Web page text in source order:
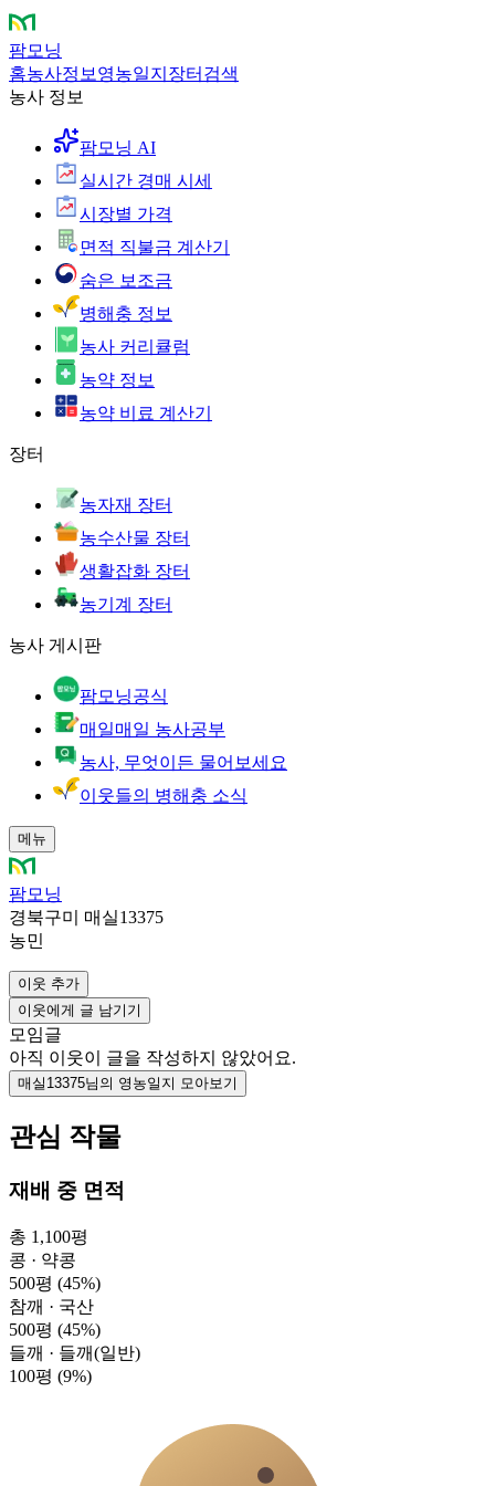
팜모닝
홈농사정보 영농일지 장터 검색
농사 정보
팜모닝 AI
실시간 경매 시세
시장별 가격
면적 직불금 계산기
숨은 보조금
병해충 정보
농사 커리큘럼
농약 정보
농약 비료 계산기
장터
농자재 장터
농수산물 장터
생활잡화 장터
농기계 장터
농사 게시판
팜모닝공식
매일매일 농사공부
농사, 무엇이든 물어보세요
이웃들의 병해충 소식
메뉴
팜모닝
경북구미 매실13375
농민
이웃 추가
이웃에게 글 남기기
모임글
아직 이웃이 글을 작성하지 않았어요.
매실13375님의 영농일지 모아보기
관심 작물
재배 중 면적
총 1,100평
콩 · 약콩
500평 (45%)
참깨 · 국산
500평 (45%)
들깨 · 들깨(일반)
100평 (9%)